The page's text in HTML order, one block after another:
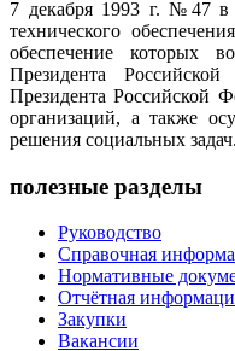
7 декабря 1993 г. №47 в
технического
обеспечение которых
Президента
Президента Российской
организаций, а также
решения социальных задач.
полезные разделы
Руководство
Справочная
Нормативные
Отчётная
Закупки
Вакансии